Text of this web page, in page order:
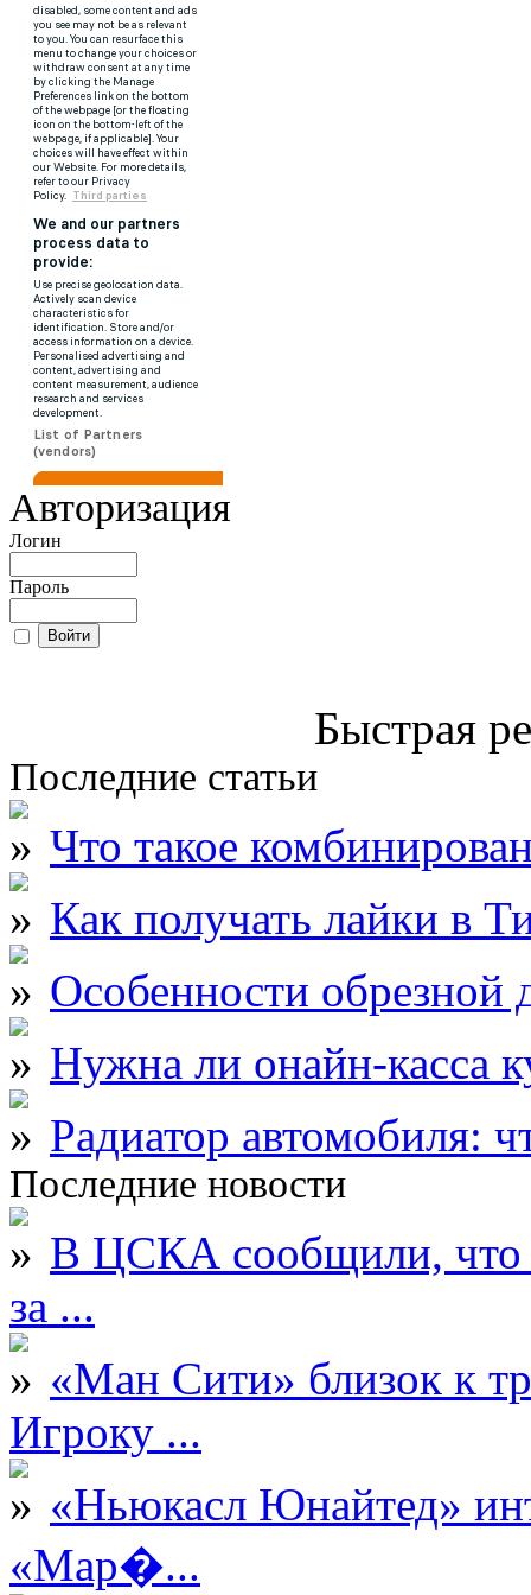
Авторизация
Логин
Пароль
Быстрая
Последние статьи
Что такое
Как получать лайки в
Особенности обрезной
Нужна ли онайн-касса
Радиатор автомобиля:
Последние новости
В ЦСКА сообщили, что
за ...
«Ман Сити» близок к
Игроку ...
«Ньюкасл Юнайтед»
«Мар�...